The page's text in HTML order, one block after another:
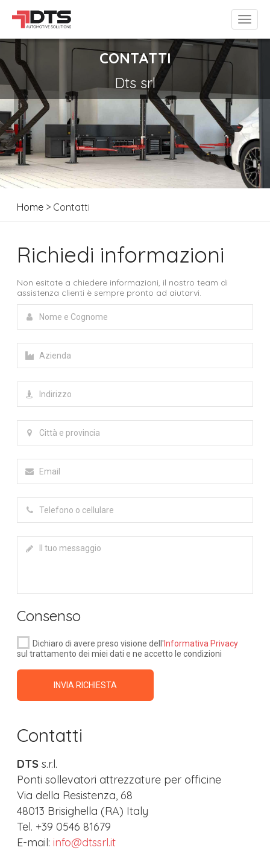
CONTATTI
Dts srl
Home > Contatti
Richiedi informazioni
Non esitate a chiedere informazioni, il nostro team di
assistenza clienti è sempre pronto ad aiutarvi.
Consenso
Dichiaro di avere preso visione dell' Informativa Privacy
sul trattamento dei miei dati e ne accetto le condizioni
INVIA RICHIESTA
Contatti
DTS s.r.l.
Ponti sollevatori attrezzature per officine
Via della Resistenza, 68
48013 Brisighella (RA) Italy
Tel. +39 0546 81679
E-mail:info dtssrlit